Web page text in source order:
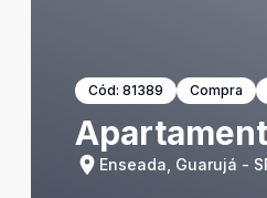
Cód: 81389 Compra
Enseada, Guarujá -